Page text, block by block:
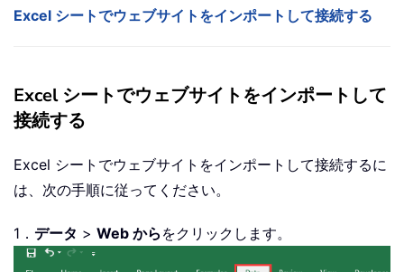
Excel シートでウェブサイトをインポートして接続する
Excel シートでウェブサイトをインポートして
接続する
Excel シートでウェブサイトをインポートして接続するに
は、次の手順に従ってください。
1． データ > Web から をクリックします。